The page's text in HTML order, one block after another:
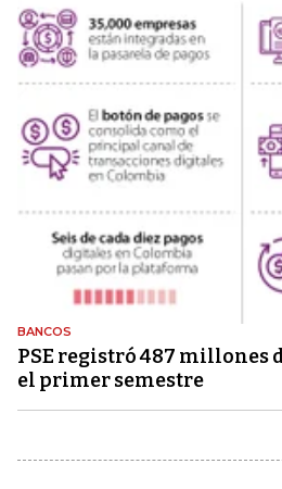
BANCOS
PSE registró 487 millones
el primer semestre